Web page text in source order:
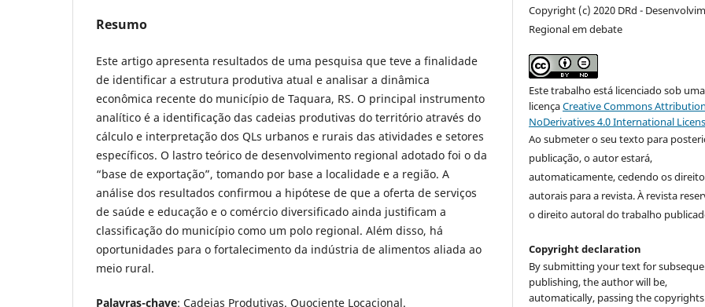
Resumo
Este artigo apresenta resultados de uma pesquisa que teve a finalidade
de identificar a estrutura produtiva atual e analisar a dinâmica
econômica recente do município de Taquara, RS. O principal instrumento
analítico é a identificação das cadeias produtivas do território através do
cálculo e interpretação dos QLs urbanos e rurais das atividades e setores
específicos. O lastro teórico de desenvolvimento regional adotado foi o da
“base de exportação”, tomando por base a localidade e a região. A
análise dos resultados confirmou a hipótese de que a oferta de serviços
de saúde e educação e o comércio diversificado ainda justificam a
classificação do município como um polo regional. Além disso, há
oportunidades para o fortalecimento da indústria de alimentos aliada ao
meio rural.
Palavras-chave: Cadeias Produtivas. Quociente Locacional.
Copyright (c) 2020 DRd -
Regional em debate
Este trabalho está licenciado sob uma
licençaCreative Commons
NoDerivatives 4.0 International
Ao submeter o seu texto para
publicação, o autor estará,
automaticamente, cedendo os
autorais para a revista. À revista
o direito autoral do trabalho
Copyright declaration
By submitting your text for
publishing, the author will be,
automatically, passing the